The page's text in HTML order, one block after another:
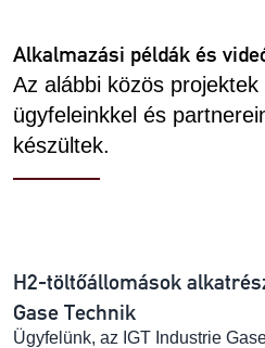
Alkalmazási példák és
Az alábbi közös projektek
ügyfeleinkkel és
készültek.
H2-töltőállomások
Gase Technik
Ügyfelünk, az IGT Industrie